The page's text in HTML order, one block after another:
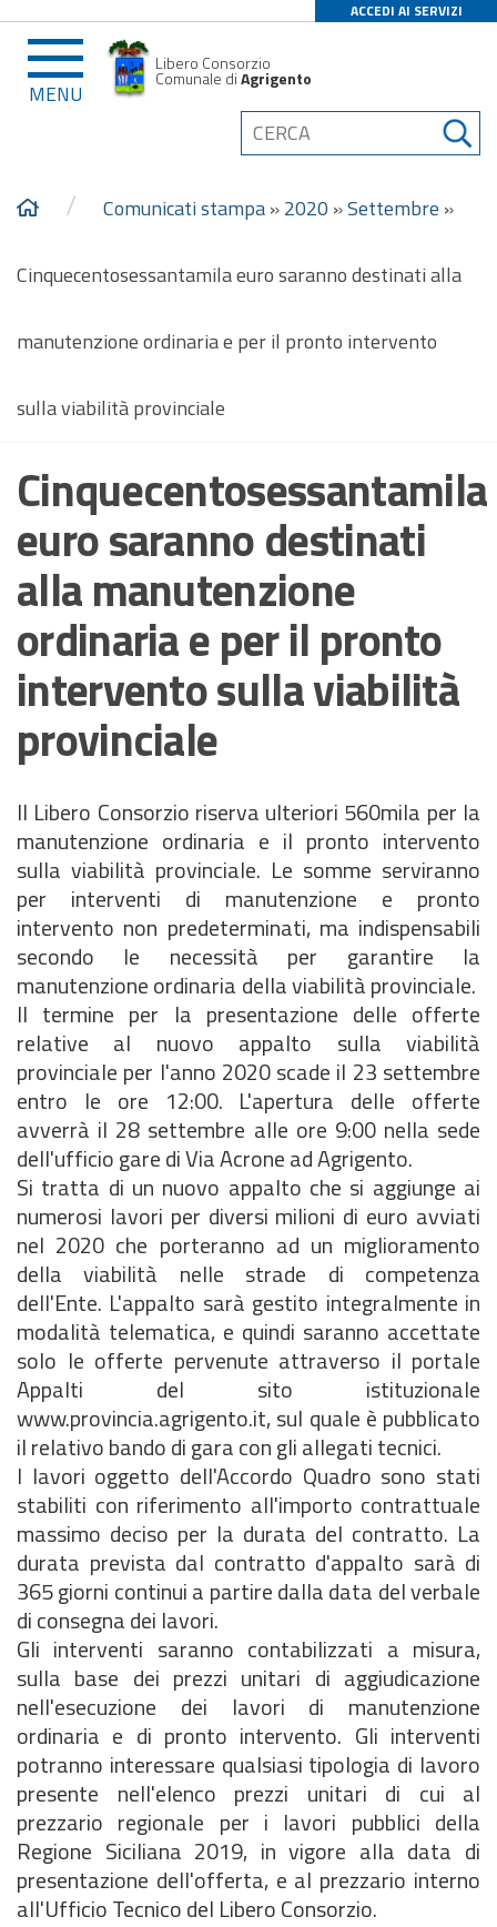
ACCEDI AI SERVIZI
MENU
Libero Consorzio
Comunale diAgrigento
/ Comunicati stampa»2020 »Settembre »
Cinquecentosessantamila euro saranno destinati alla
manutenzione ordinaria e per il pronto intervento
sulla viabilità provinciale
Cinquecentosessantamila
euro saranno destinati
alla manutenzione
ordinaria e per il pronto
intervento sulla viabilità
provinciale
Il Libero Consorzio riserva ulteriori 560mila per la
manutenzione ordinaria e il pronto intervento
sulla viabilità provinciale. Le somme serviranno
per interventi di manutenzione e pronto
intervento non predeterminati, ma indispensabili
secondo le necessità per garantire la
manutenzione ordinaria della viabilità provinciale.
Il termine per la presentazione delle offerte
relative al nuovo appalto sulla viabilità
provinciale per l'anno 2020 scade il 23 settembre
entro le ore 12:00. L'apertura delle offerte
avverrà il 28 settembre alle ore 9:00 nella sede
dell'ufficio gare di Via Acrone ad Agrigento.
Si tratta di un nuovo appalto che si aggiunge ai
numerosi lavori per diversi milioni di euro avviati
nel 2020 che porteranno ad un miglioramento
della viabilità nelle strade di competenza
dell'Ente. L'appalto sarà gestito integralmente in
modalità telematica, e quindi saranno accettate
solo le offerte pervenute attraverso il portale
Appalti del sito istituzionale
www.provincia.agrigento.it, sul quale è pubblicato
il relativo bando di gara con gli allegati tecnici.
I lavori oggetto dell'Accordo Quadro sono stati
stabiliti con riferimento all'importo contrattuale
massimo deciso per la durata del contratto. La
durata prevista dal contratto d'appalto sarà di
365 giorni continui a partire dalla data del verbale
di consegna dei lavori.
Gli interventi saranno contabilizzati a misura,
sulla base dei prezzi unitari di aggiudicazione
nell'esecuzione dei lavori di manutenzione
ordinaria e di pronto intervento. Gli interventi
potranno interessare qualsiasi tipologia di lavoro
presente nell'elenco prezzi unitari di cui al
prezzario regionale per i lavori pubblici della
Regione Siciliana 2019, in vigore alla data di
presentazione dell'offerta, e al prezzario interno
all'Ufficio Tecnico del Libero Consorzio.